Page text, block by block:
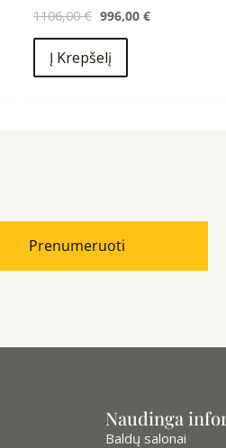
1106,00€ 996,00€
Į Krepšelį
Prenumeruoti
Naudinga
Baldų salonai